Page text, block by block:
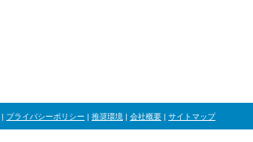
| プライバシーポリシー | 推奨環境 | 会社概要 | サイトマップ